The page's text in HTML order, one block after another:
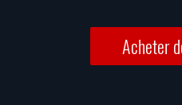
Acheter